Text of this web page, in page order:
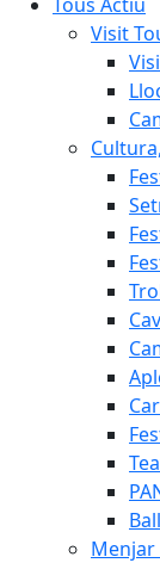
Visit